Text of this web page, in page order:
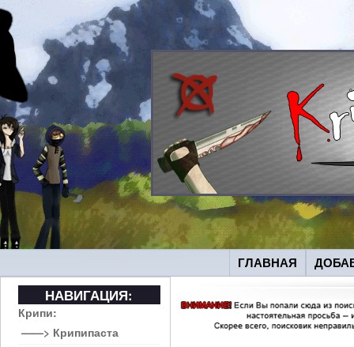
ГЛАВНАЯ
НАВИГАЦИЯ:
Крипи:
——> Крипипаста